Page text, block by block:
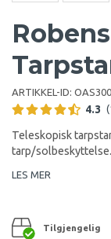
ARTIKKEL-ID:
4.3
Teleskopisk
tarp/solbeskyttelse.
LES MER
Tilgjengelig